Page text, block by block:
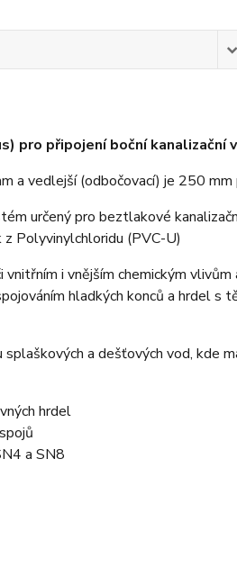
pro připojení boční kanalizační
a vedlejší (odbočovací) je 250
určený pro beztlakové
Polyvinylchloridu (PVC-U)
i vnějším chemickým
hladkých konců a hrdel s
a dešťových vod, kde
hrdel
a SN8